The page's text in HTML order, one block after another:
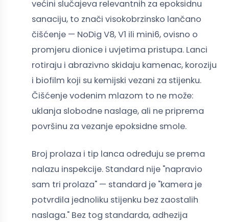
većini slučajeva relevantnih za epoksidnu
sanaciju, to znači visokobrzinsko lančano
čišćenje — NoDig V8, V1 ili mini6, ovisno o
promjeru dionice i uvjetima pristupa. Lanci
rotiraju i abrazivno skidaju kamenac, koroziju
i biofilm koji su kemijski vezani za stijenku.
Čišćenje vodenim mlazom to ne može:
uklanja slobodne naslage, ali ne priprema
površinu za vezanje epoksidne smole.
Broj prolaza i tip lanca određuju se prema
nalazu inspekcije. Standard nije "napravio
sam tri prolaza" — standard je "kamera je
potvrdila jednoliku stijenku bez zaostalih
naslaga." Bez tog standarda, adhezija